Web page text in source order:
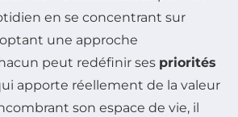
en se concentrant sur
une approche
peut redéfinir ses priorités
apporte réellement de la valeur
son espace de vie, il